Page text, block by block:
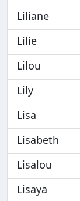
Liliane
Lilie
Lilou
Lily
Lisa
Lisabeth
Lisalou
Lisaya